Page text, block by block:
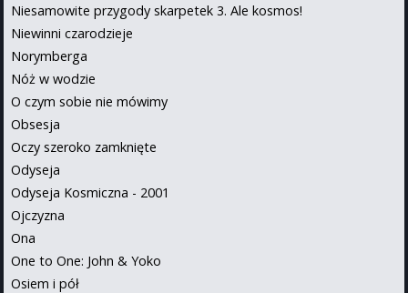
Niesamowite przygody skarpetek 3. Ale kosmos!
Niewinni czarodzieje
Norymberga
Nóż w wodzie
O czym sobie nie mówimy
Obsesja
Oczy szeroko zamknięte
Odyseja
Odyseja Kosmiczna - 2001
Ojczyzna
Ona
One to One: John & Yoko
Osiem i pół